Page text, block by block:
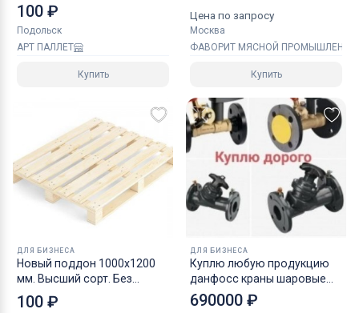
100 ₽
Подольск
АРТ ПАЛЛЕТ
Купить
Цена по запросу
Москва
ФАВОРИТ МЯСНОЙ
Купить
ДЛЯ БИЗНЕСА
Новый поддон 1000х1200
мм. Высший сорт. Без
клейма
100 ₽
ДЛЯ БИЗНЕСА
Куплю любую продукцию
данфосс краны шаровые
задвижки
690000 ₽